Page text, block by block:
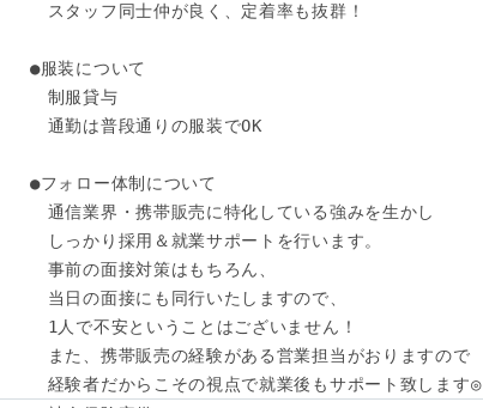
スタッフ同士仲が良く、定着率も抜群！
●服装について
制服貸与
通勤は普段通りの服装でOK
●フォロー体制について
通信業界・携帯販売に特化している強みを生かし
しっかり採用＆就業サポートを行います。
事前の面接対策はもちろん、
当日の面接にも同行いたしますので、
1人で不安ということはございません！
また、携帯販売の経験がある営業担当がおりますので
経験者だからこその視点で就業後もサポート致します◎